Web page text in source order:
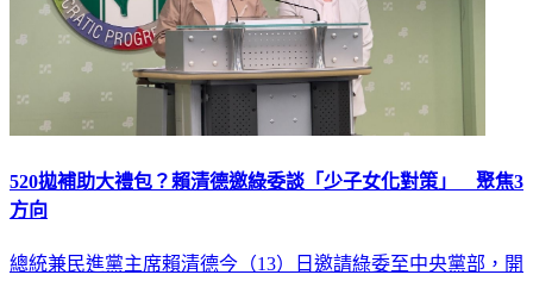
520拋補助大禮包？賴清德邀綠委談「少子女化對策」 聚焦3
方向
總統兼民進黨主席賴清德今（13）日邀請綠委至中央黨部，開